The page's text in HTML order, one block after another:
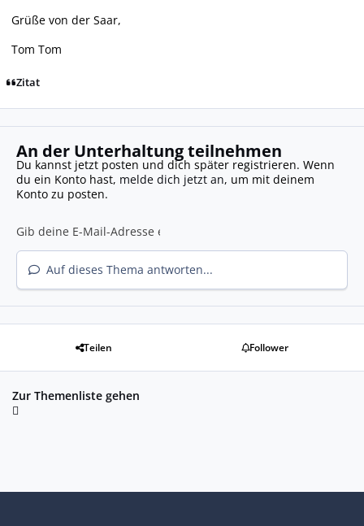
Grüße von der Saar,
Tom Tom
Zitat
An der Unterhaltung teilnehmen
Du kannst jetzt posten und dich später registrieren. Wenn
du ein Konto hast, melde dich jetzt an, um mit deinem
Konto zu posten.
Auf dieses Thema antworten...
Teilen Follower
Zur Themenliste gehen